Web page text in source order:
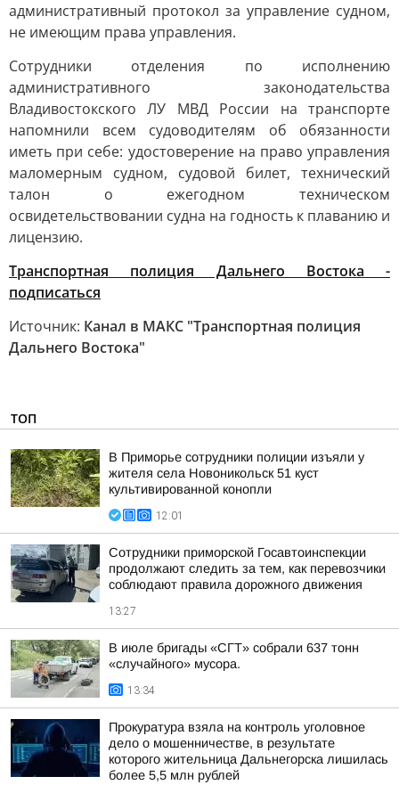
административный протокол за управление судном,
не имеющим права управления.
Сотрудники отделения по исполнению
административного законодательства
Владивостокского ЛУ МВД России на транспорте
напомнили всем судоводителям об обязанности
иметь при себе: удостоверение на право управления
маломерным судном, судовой билет, технический
талон о ежегодном техническом
освидетельствовании судна на годность к плаванию и
лицензию.
Транспортная полиция Дальнего Востока -
подписаться
Источник: Канал в МАКС "Транспортная полиция
Дальнего Востока"
ТОП
В Приморье сотрудники полиции изъяли у
жителя села Новоникольск 51 куст
культивированной конопли
12:01
Сотрудники приморской Госавтоинспекции
продолжают следить за тем, как перевозчики
соблюдают правила дорожного движения
13:27
В июле бригады «СГТ» собрали 637 тонн
«случайного» мусора.
13:34
Прокуратура взяла на контроль уголовное
дело о мошенничестве, в результате
которого жительница Дальнегорска лишилась
более 5,5 млн рублей